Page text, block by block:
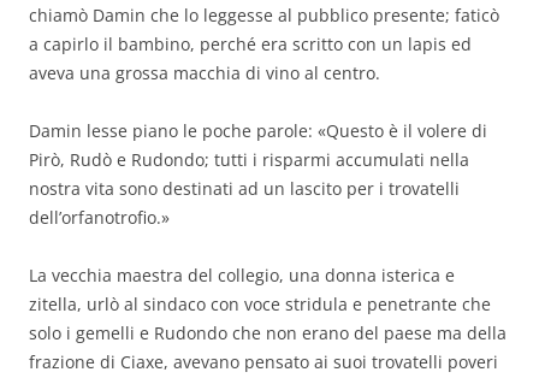
chiamò Damin che lo leggesse al pubblico presente; faticò
a capirlo il bambino, perché era scritto con un lapis ed
aveva una grossa macchia di vino al centro.
Damin lesse piano le poche parole: «Questo è il volere di
Pirò, Rudò e Rudondo; tutti i risparmi accumulati nella
nostra vita sono destinati ad un lascito per i trovatelli
dell’orfanotrofio.»
La vecchia maestra del collegio, una donna isterica e
zitella, urlò al sindaco con voce stridula e penetrante che
solo i gemelli e Rudondo che non erano del paese ma della
frazione di Ciaxe, avevano pensato ai suoi trovatelli poveri